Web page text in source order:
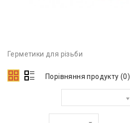
Герметики для різьби
Порівняння продукту (0)